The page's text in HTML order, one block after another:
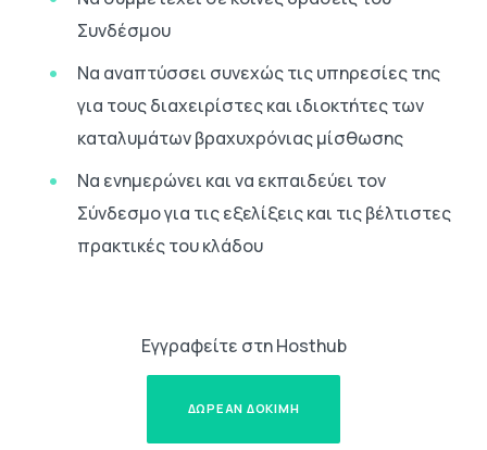
Συνδέσμου
Να αναπτύσσει συνεχώς τις υπηρεσίες της
για τους διαχειρίστες και ιδιοκτήτες των
καταλυμάτων βραχυχρόνιας μίσθωσης
Να ενημερώνει και να εκπαιδεύει τον
Σύνδεσμο για τις εξελίξεις και τις βέλτιστες
πρακτικές του κλάδου
Εγγραφείτε στη Hosthub
ΔΩΡΕΑΝ ΔΟΚΙΜΗ